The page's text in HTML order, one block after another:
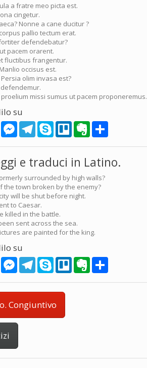
a fratre meo picta est.
cingetur.
Nonne a cane ducitur ?
pallio tectum erat.
defendebatur?
pacem orarent.
fluctibus frangentur.
occisus est.
olim invasa est?
missi sumus ut pacem proponeremus.
su
WhatsAppMessengerTelegramSkype Trello Evernote
e traduci in Latino.
surrounded by high walls?
the town broken by the enemy?
will be shut before night.
to Caesar.
killed in the battle.
sent across the sea.
are painted for the king.
su
WhatsAppMessengerTelegramSkype Trello Evernote
Congiuntivo